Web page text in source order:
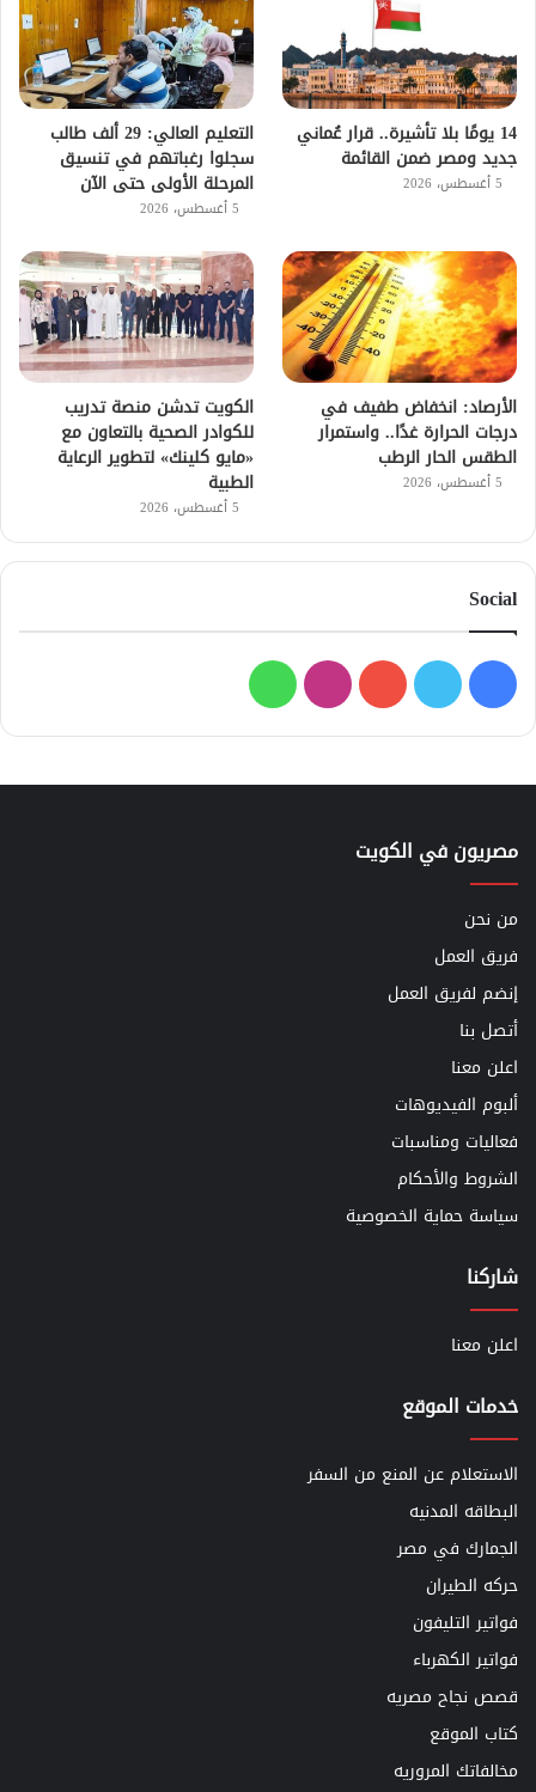
14 يومًا بلا تأشيرة.. قرار عُماني
جديد ومصر ضمن القائمة
5 أغسطس، 2026
التعليم العالي: 29 ألف طالب
سجلوا رغباتهم في تنسيق
المرحلة الأولى حتى الآن
5 أغسطس، 2026
الأرصاد: انخفاض طفيف في
درجات الحرارة غدًا.. واستمرار
الطقس الحار الرطب
5 أغسطس، 2026
الكويت تدشن منصة تدريب
للكوادر الصحية بالتعاون مع
«مايو كلينك» لتطوير الرعاية
الطبية
5 أغسطس، 2026
Social
فيسبوك
تويتر يوتيوبانستقرامواتساب
مصريون في الكويت
من نحن
فريق العمل
إنضم لفريق العمل
أتصل بنا
اعلن معنا
ألبوم الفيديوهات
فعاليات ومناسبات
الشروط والأحكام
سياسة حماية الخصوصية
شاركنا
اعلن معنا
خدمات الموقع
الاستعلام عن المنع من السفر
البطاقه المدنيه
الجمارك في مصر
حركه الطيران
فواتير التليفون
فواتير الكهرباء
قصص نجاح مصريه
كتاب الموقع
مخالفاتك المروريه